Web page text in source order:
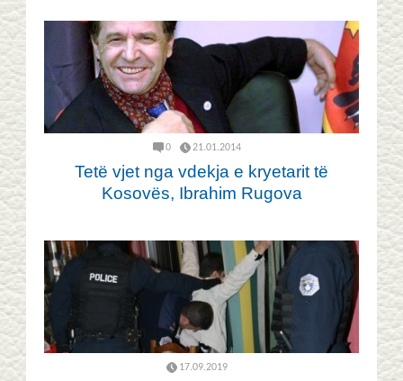
0 21.01.2014
Tetë vjet nga vdekja e kryetarit të
Kosovës, Ibrahim Rugova
17.09.2019